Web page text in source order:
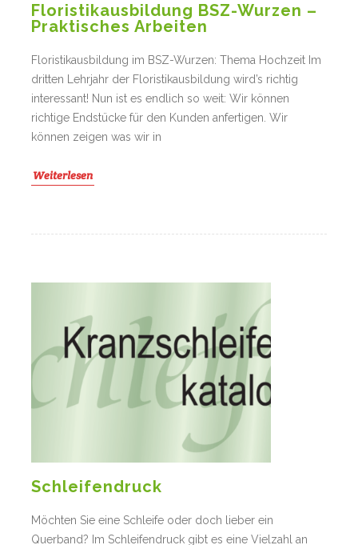
Floristikausbildung BSZ-Wurzen –
Praktisches Arbeiten
Floristikausbildung im BSZ-Wurzen: Thema Hochzeit Im
dritten Lehrjahr der Floristikausbildung wird’s richtig
interessant! Nun ist es endlich so weit: Wir können
richtige Endstücke für den Kunden anfertigen. Wir
können zeigen was wir in
Weiterlesen
Schleifendruck
Möchten Sie eine Schleife oder doch lieber ein
Querband? Im Schleifendruck gibt es eine Vielzahl an